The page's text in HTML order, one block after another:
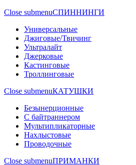
Close submenuСПИННИНГИ
Универсальные
Джиговые/Твичинг
Ультралайт
Джерковые
Кастинговые
Троллинговые
Close submenuКАТУШКИ
Безынерционные
С байтраннером
Мультипликаторные
Нахлыстовые
Проводочные
Close submenuПРИМАНКИ